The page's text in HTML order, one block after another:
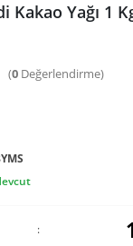
Kakao Yağı 1
(0Değerlendirme)
: